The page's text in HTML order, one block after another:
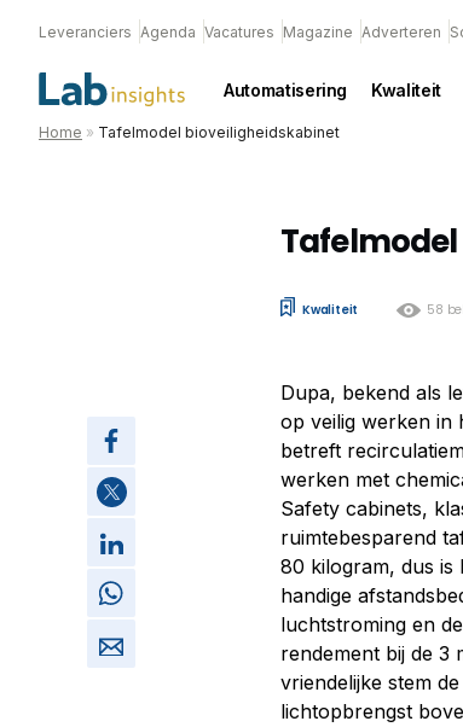
Leveranciers Agenda Vacatures Magazine Adverteren
Automatisering Kwaliteit
Home » Tafelmodel bioveiligheidskabinet
Kwaliteit 58
Dupa, bekend als
op veilig werken in
betreft
werken met
Safety cabinets,
ruimtebesparend
80 kilogram, dus is
handige
luchtstroming en
rendement bij de 3
vriendelijke stem
lichtopbrengst